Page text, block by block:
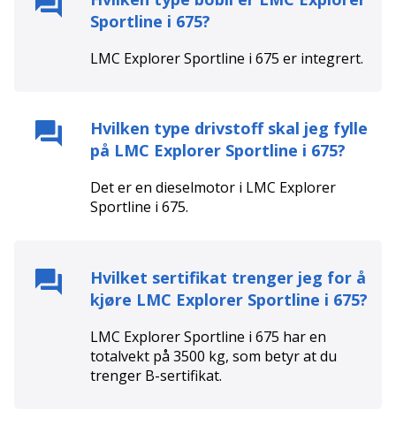
Sportline i 675?
LMC Explorer Sportline i 675 er integrert.
Hvilken type drivstoff skal jeg fylle
på LMC Explorer Sportline i 675?
Det er en dieselmotor i LMC Explorer
Sportline i 675.
Hvilket sertifikat trenger jeg for å
kjøre LMC Explorer Sportline i 675?
LMC Explorer Sportline i 675 har en
totalvekt på 3500 kg, som betyr at du
trenger B-sertifikat.